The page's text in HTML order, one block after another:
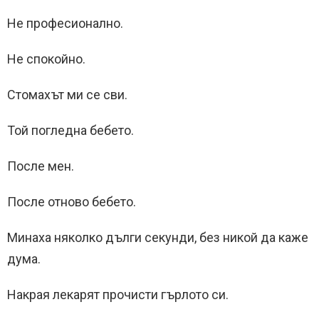
Не професионално.
Не спокойно.
Стомахът ми се сви.
Той погледна бебето.
После мен.
После отново бебето.
Минаха няколко дълги секунди, без никой да каже
дума.
Накрая лекарят прочисти гърлото си.